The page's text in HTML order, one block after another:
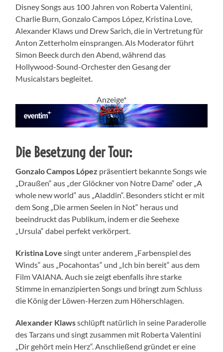
Disney Songs aus 100 Jahren von Roberta Valentini,
Charlie Burn, Gonzalo Campos López, Kristina Love,
Alexander Klaws und Drew Sarich, die in Vertretung für
Anton Zetterholm einsprangen. Als Moderator führt
Simon Beeck durch den Abend, während das
Hollywood-Sound-Orchester den Gesang der
Musicalstars begleitet.
Anzeige*
Die Besetzung der Tour:
Gonzalo Campos López präsentiert bekannte Songs wie
„Draußen“ aus „der Glöckner von Notre Dame“ oder „A
whole new world“ aus „Aladdin“. Besonders sticht er mit
dem Song „Die armen Seelen in Not“ heraus und
beeindruckt das Publikum, indem er die Seehexe
„Ursula“ dabei perfekt verkörpert.
Kristina Love singt unter anderem „Farbenspiel des
Winds“ aus „Pocahontas“ und „Ich bin bereit“ aus dem
Film VAIANA. Auch sie zeigt ebenfalls ihre starke
Stimme in emanzipierten Songs und bringt zum Schluss
die König der Löwen-Herzen zum Höherschlagen.
Alexander Klawsschlüpft natürlich in seine Paraderolle
des Tarzans und singt zusammen mit Roberta Valentini
„Dir gehört mein Herz“. Anschließend gründet er eine